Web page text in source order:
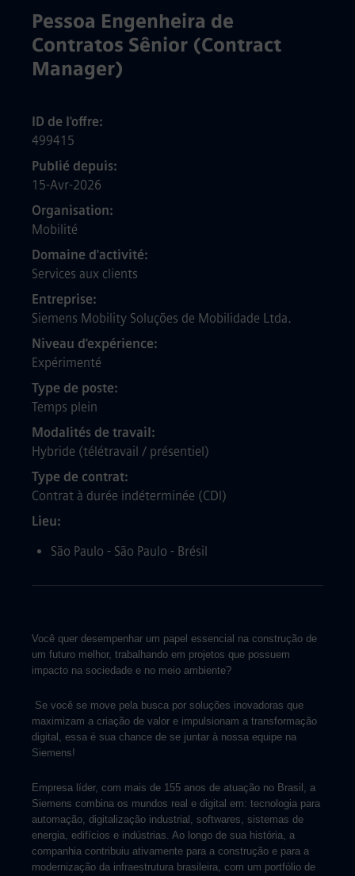
Pessoa Engenheira de
Contratos Sênior (Contract
Manager)
ID de l'offre
499415
Publié depuis
15-Avr-2026
Organisation
Mobilité
Domaine d'activité
Services aux clients
Entreprise
Siemens Mobility Soluções de Mobilidade Ltda.
Niveau d'expérience
Expérimenté
Type de poste
Temps plein
Modalités de travail
Hybride (télétravail / présentiel)
Type de contrat
Contrat à durée indéterminée (CDI)
Lieu
São Paulo - São Paulo - Brésil
Você quer desempenhar um papel essencial na construção de
um futuro melhor, trabalhando em projetos que possuem
impacto na sociedade e no meio ambiente?
Se você se move pela busca por soluções inovadoras que
maximizam a criação de valor e impulsionam a transformação
digital, essa é sua chance de se juntar à nossa equipe na
Siemens!
Empresa líder, com mais de 155 anos de atuação no Brasil, a
Siemens combina os mundos real e digital em: tecnologia para
automação, digitalização industrial, softwares, sistemas de
energia, edifícios e indústrias. Ao longo de sua história, a
companhia contribuiu ativamente para a construção e para a
modernização da infraestrutura brasileira, com um portfólio de